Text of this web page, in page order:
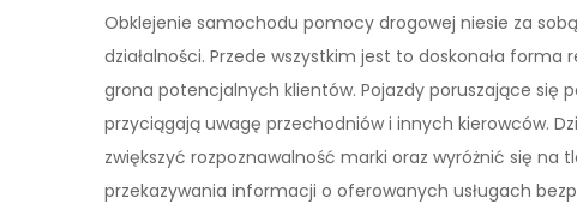
Obklejenie samochodu pomocy drogowej niesie za
działalności. Przede wszystkim jest to doskonała
grona potencjalnych klientów. Pojazdy poruszające się
przyciągają uwagę przechodniów i innych kierowców.
zwiększyć rozpoznawalność marki oraz wyróżnić się na
przekazywania informacji o oferowanych usługach